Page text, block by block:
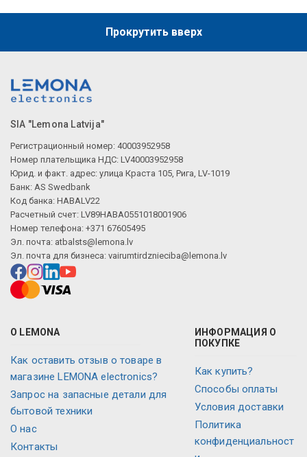
Прокрутить вверх
SIA "Lemona Latvija"
Регистрационный номер: 40003952958
Номер плательщика НДС: LV40003952958
Юрид. и факт. адрес: улица Краста 105, Рига, LV-1019
Банк: AS Swedbank
Код банка: HABALV22
Расчетный счет: LV89HABA0551018001906
Номер телефона: +371 67605495
Эл. почта: atbalsts@lemona.lv
Эл. почта для бизнеса: vairumtirdznieciba@lemona.lv
О LEMONA
Как оставить отзыв о товаре в
магазине LEMONA electronics?
Запрос на запасные детали для
бытовой техники
О нас
Контакты
ИНФОРМАЦИЯ О
ПОКУПКЕ
Как купить?
Способы оплаты
Условия доставки
Политика
конфиденциальност